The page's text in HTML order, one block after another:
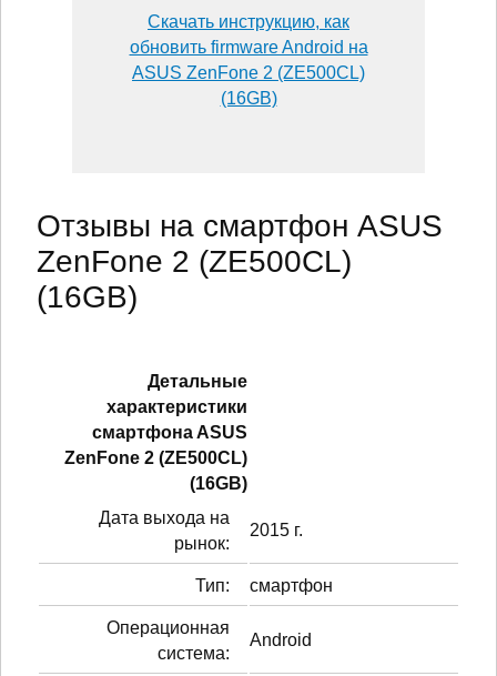
Скачать инструкцию, как
обновить firmware Android на
ASUS ZenFone 2 (ZE500CL)
(16GB)
Отзывы на смартфон ASUS
ZenFone 2 (ZE500CL)
(16GB)
Детальные
характеристики
смартфонa ASUS
ZenFone 2 (ZE500CL)
(16GB)
Дата выхода на
рынок:
2015 г.
Тип: смартфон
Операционная
система:
Android